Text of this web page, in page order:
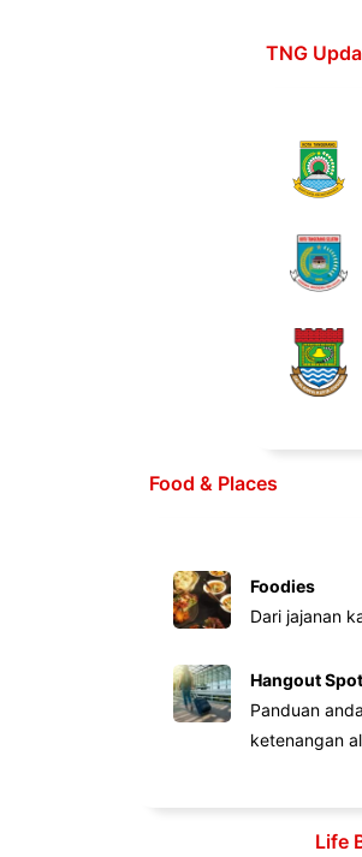
TNG
Food & Places
Foodies
Dari jajanan
Hangout Spot
Panduan
ketenangan
Life